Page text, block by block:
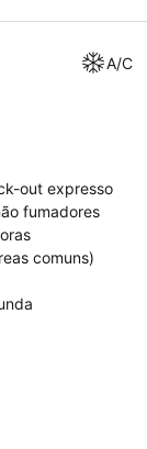
A/C
out expresso
fumadores
comuns)